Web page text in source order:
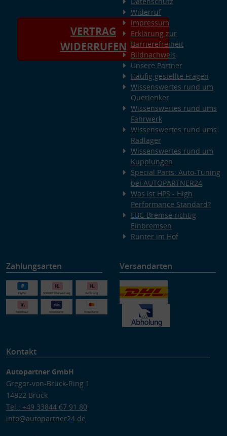
VERTRAG
WIDERRUFEN
Widerruf
Impressum
Erklärung zur
Barrierefreiheit
Bildnachweis
Unsere Partner
Häufig gestellte Fragen
Wissenswertes rund um
Querlenker
Wissenswertes rund ums
Fahrwerk
Wissenswertes rund ums
Radlager
Wissenswertes rund um
Kupplungen
Special Parts: Auto-Tuning
bei AUTOPARTNER24
Was ist HPS - High
Performance Standard?
EBC-Bremse richtig
Einbremsen
Runter im Hof
Zahlungsarten Versandarten
Kontakt
Autopartner GmbH
Gregor-von-Brück-Ring 1
14822 Brück
Tel.: +49 33844 67 91 80
info@autopartner24.de